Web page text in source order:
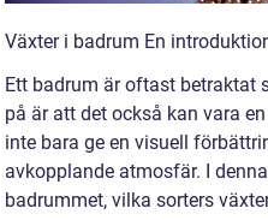
Växter i badrum En
Ett badrum är oftast betraktat
på är att det också kan vara
inte bara ge en visuell
avkopplande atmosfär. I
badrummet, vilka sorters